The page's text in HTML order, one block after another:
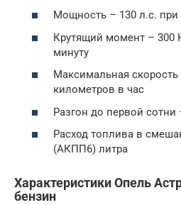
Мощность – 130 л.с. при
Крутящий момент – 300
минуту
Максимальная
километров в час
Разгон до первой
Расход топлива в
(АКПП6) литра
Характеристики Опель
бензин